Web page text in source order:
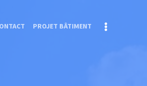
PROJET BÂTIMENT